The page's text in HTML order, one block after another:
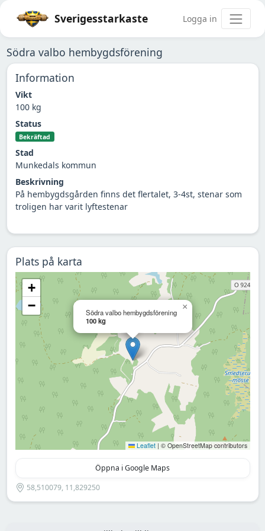
Sverigesstarkaste Logga in
Södra valbo hembygdsförening
Information
Vikt
100 kg
Status
Bekräftad
Stad
Munkedals kommun
Beskrivning
På hembygdsgården finns det flertalet, 3-4st, stenar som
troligen har varit lyftestenar
Plats på karta
Södra valbo hembygdsförening
100 kg
×
+
−
Leaflet | © OpenStreetMap contributors
Öppna i Google Maps
58,510079, 11,829250